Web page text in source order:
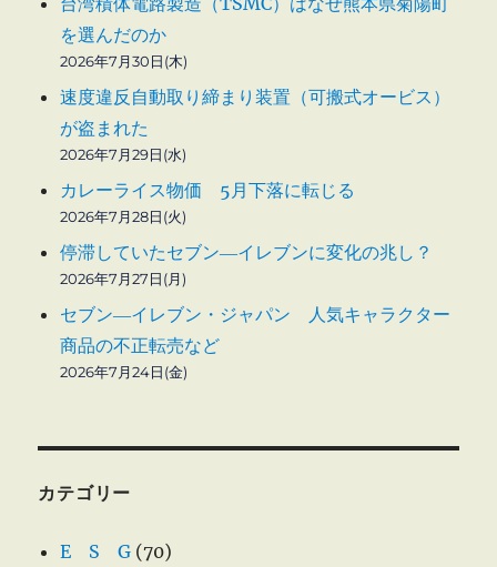
を選んだのか
2026年7月30日(木)
速度違反自動取り締まり装置（可搬式オービス）
が盗まれた
2026年7月29日(水)
カレーライス物価 5月下落に転じる
2026年7月28日(火)
停滞していたセブン―イレブンに変化の兆し？
2026年7月27日(月)
セブン―イレブン・ジャパン 人気キャラクター
商品の不正転売など
2026年7月24日(金)
カテゴリー
E S G (70)